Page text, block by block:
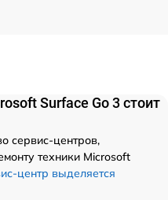
Surface Go 3 стоит
сервис-центров,
техники Microsoft
центр выделяется